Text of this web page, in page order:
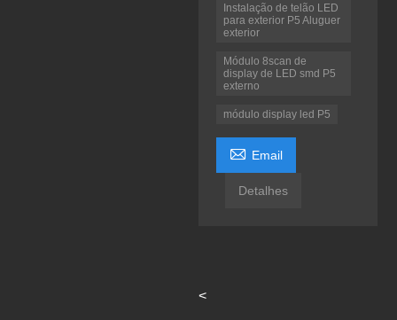
Instalação de telão LED
para exterior P5 Aluguer
exterior
Módulo 8scan de
display de LED smd P5
externo
módulo display led P5
 Email
Detalhes
<